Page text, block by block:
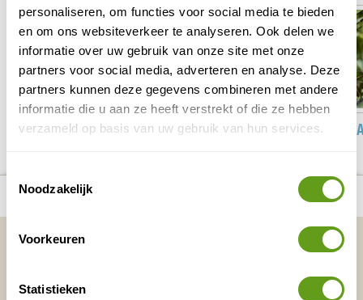
personaliseren, om functies voor social media te bieden
en om ons websiteverkeer te analyseren. Ook delen we
informatie over uw gebruik van onze site met onze
partners voor social media, adverteren en analyse. Deze
partners kunnen deze gegevens combineren met andere
informatie die u aan ze heeft verstrekt of die ze hebben
verzameld op basis van uw gebruik van hun services.
Toestemmingsselectie
Noodzakelijk
Voorkeuren
Statistieken
MAROKKO GAMBIA
Vakantietips & Inspiratie?